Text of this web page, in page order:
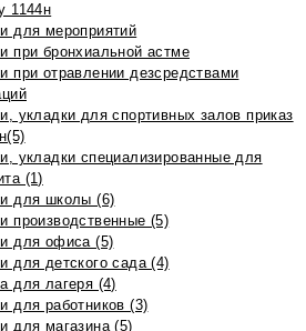
1144н
для мероприятий
при бронхиальной астме
при отравлении дезсредствами
укладки для спортивных залов приказ
укладки специализированные для
(1)
для школы (6)
производственные (5)
для офиса (5)
для детского сада (4)
для лагеря (4)
для работников (3)
для магазина (5)